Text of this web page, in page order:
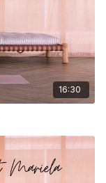
16:30